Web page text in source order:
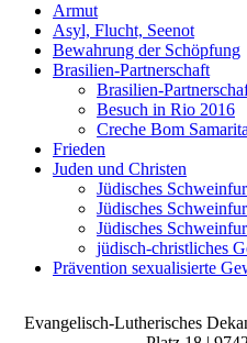
Armut
Asyl, Flucht, Seenot
Bewahrung der Schöpfung
Brasilien-Partnerschaft
Brasilien-
Besuch in Rio 2016
Creche Bom
Frieden
Juden und Christen
Jüdisches
Jüdisches
Jüdisches
jüdisch-christliches
Prävention sexualisierte
Evangelisch-Lutherisches